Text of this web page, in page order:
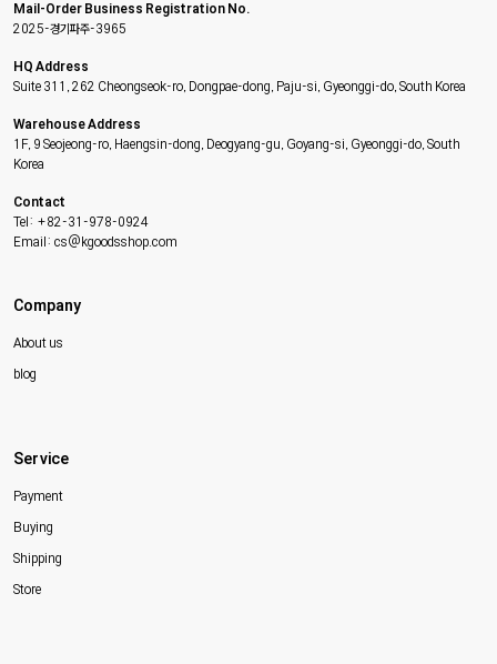
Mail-Order Business Registration No.
2025-경기파주-3965
HQ Address
Suite 311, 262 Cheongseok-ro, Dongpae-dong, Paju-si, Gyeonggi-do, South Korea
Warehouse Address
1F, 9 Seojeong-ro, Haengsin-dong, Deogyang-gu, Goyang-si, Gyeonggi-do, South
Korea
Contact
Tel: +82-31-978-0924
Email: cs@kgoodsshop.com
Company
About us
blog
Service
Payment
Buying
Shipping
Store